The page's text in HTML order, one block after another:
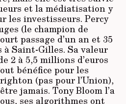
et la médiatisation y
les investisseurs. Percy
(le champion de
passage d’un an et 35
à Saint-Gilles. Sa valeur
2 à 5,5 millions d’euros
bénéfice pour les
(pas pour l’Union),
jamais. Tony Bloom l’a
ses algorithmes ont